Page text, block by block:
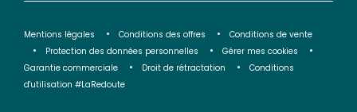
Mentions légales Conditions des offres
Conditions de vente
Protection des données personnelles
Gérer mes cookies
Garantie commerciale
Droit de rétractation
Conditions
d'utilisation #LaRedoute